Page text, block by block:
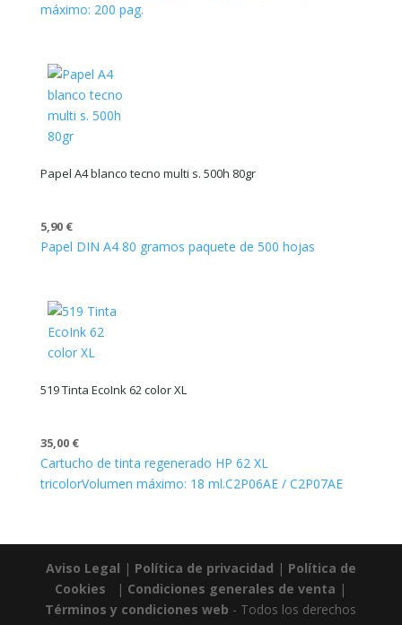
máximo: 200 pag.
Papel A4 blanco tecno multi s. 500h 80gr
5,90 €
Papel DIN A4 80 gramos paquete de 500 hojas
519 Tinta EcoInk 62 color XL
35,00 €
Cartucho de tinta regenerado HP 62 XL
tricolorVolumen máximo: 18 ml.C2P06AE / C2P07AE
Aviso Legal | Política de privacidad | Política de
Cookies | Condiciones generales de venta |
Términos y condiciones web - Todos los derechos